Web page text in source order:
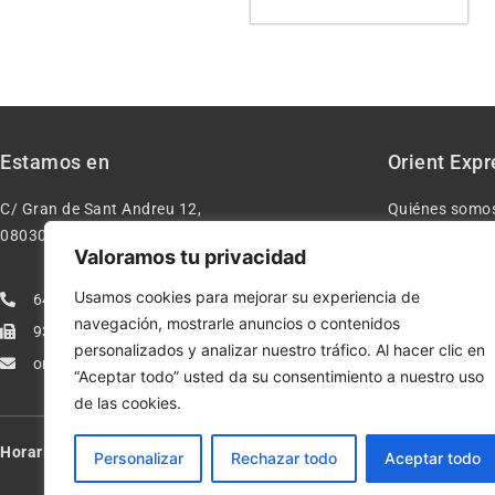
Valoramos tu privacidad
Usamos cookies para mejorar su experiencia de
navegación, mostrarle anuncios o contenidos
personalizados y analizar nuestro tráfico. Al hacer clic en
“Aceptar todo” usted da su consentimiento a nuestro uso
de las cookies.
Personalizar Rechazar todo Aceptar todo
Estamos en
C/ Gran de Sant Andreu 12,
08030 – Barcelona España
640277962
933113005
orientexpressmodelismo@gmail.com
Orient
Quiénes
Condiciones
Política de
Política de
Horario: Lun-Vie de 10:00-13:30 y 17:00-20:00 – Sáb de 10:00-13:30